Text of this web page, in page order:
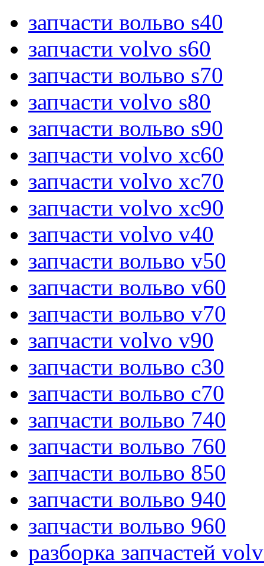
запчасти вольво s40
запчасти volvo s60
запчасти вольво s70
запчасти volvo s80
запчасти вольво s90
запчасти volvo xc60
запчасти volvo xc70
запчасти volvo xc90
запчасти volvo v40
запчасти вольво v50
запчасти вольво v60
запчасти вольво v70
запчасти volvo v90
запчасти вольво c30
запчасти вольво c70
запчасти вольво 740
запчасти вольво 760
запчасти вольво 850
запчасти вольво 940
запчасти вольво 960
разборка запчастей